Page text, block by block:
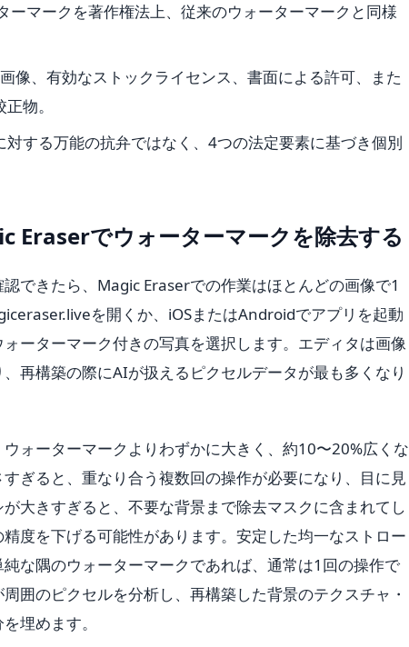
ーマークを著作権法上、従来のウォーターマークと同様
像、有効なストックライセンス、書面による許可、また
物。
する万能の抗弁ではなく、4つの法定要素に基づき個別
Eraserでウォーターマークを除去する
できたら、Magic Eraserでの作業はほとんどの画像で1
を開くか、iOSまたはAndroidでアプリを起動
ーターマーク付きの写真を選択します。エディタは画像
再構築の際にAIが扱えるピクセルデータが最も多くなり
ォーターマークよりわずかに大きく、約10〜20%広くな
ぎると、重なり合う複数回の操作が必要になり、目に見
大きすぎると、不要な背景まで除去マスクに含まれてし
度を下げる可能性があります。安定した均一なストロー
な隅のウォーターマークであれば、通常は1回の操作で
囲のピクセルを分析し、再構築した背景のテクスチャ・
埋めます。